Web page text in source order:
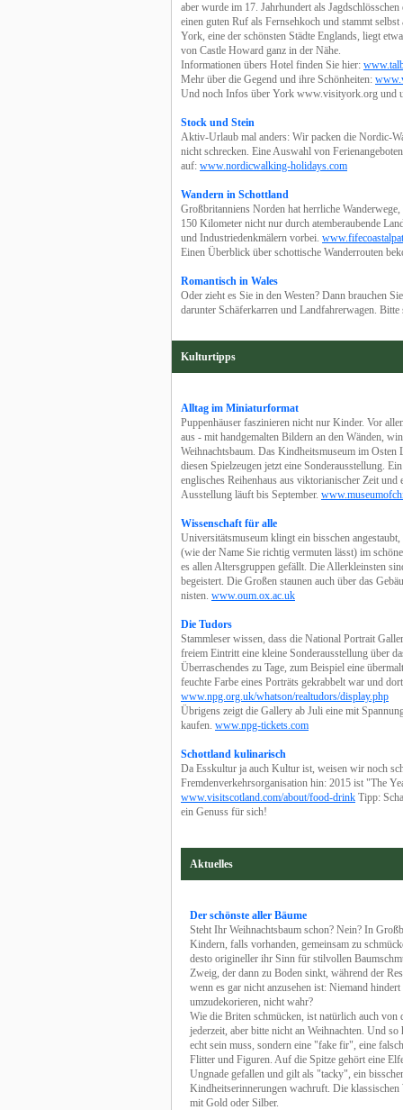
aber wurde im 17. Jahrhundert als
einen guten Ruf als Fernsehkoch und stammt
York, eine der schönsten Städte Englands, liegt
von Castle Howard ganz in der Nähe.
Informationen übers Hotel finden Sie hier:
Mehr über die Gegend und ihre Schönheiten:
Und noch Infos über York www.visityork.org und
Stock und Stein
Aktiv-Urlaub mal anders: Wir packen die Nordic-
nicht schrecken. Eine Auswahl von
auf: www.nordicwalking-holidays.com
Wandern in Schottland
Großbritanniens Norden hat herrliche
150 Kilometer nicht nur durch atemberaubende
und Industriedenkmälern vorbei.
Einen Überblick über schottische Wanderrouten
Romantisch in Wales
Oder zieht es Sie in den Westen? Dann brauchen
darunter Schäferkarren und Landfahrerwagen.
Kulturtipps
Alltag im Miniaturformat
Puppenhäuser faszinieren nicht nur Kinder. Vor
aus - mit handgemalten Bildern an den Wänden,
Weihnachtsbaum. Das Kindheitsmuseum im
diesen Spielzeugen jetzt eine Sonderausstellung.
englisches Reihenhaus aus viktorianischer Zeit
Ausstellung läuft bis September.
Wissenschaft für alle
Universitätsmuseum klingt ein bisschen
(wie der Name Sie richtig vermuten lässt) im
es allen Altersgruppen gefällt. Die Allerkleinsten
begeistert. Die Großen staunen auch über das
nisten. www.oum.ox.ac.uk
Die Tudors
Stammleser wissen, dass die National Portrait
freiem Eintritt eine kleine Sonderausstellung über
Überraschendes zu Tage, zum Beispiel eine
feuchte Farbe eines Porträts gekrabbelt war und
www.npg.org.uk/whatson/realtudors/display.php
Übrigens zeigt die Gallery ab Juli eine mit
kaufen. www.npg-tickets.com
Schottland kulinarisch
Da Esskultur ja auch Kultur ist, weisen wir noch
Fremdenverkehrsorganisation hin: 2015 ist "The
www.visitscotland.com/about/food-drink Tipp:
ein Genuss für sich!
Aktuelles
Der schönste aller Bäume
Steht Ihr Weihnachtsbaum schon? Nein? In
Kindern, falls vorhanden, gemeinsam zu
desto origineller ihr Sinn für stilvollen
Zweig, der dann zu Boden sinkt, während der
wenn es gar nicht anzusehen ist: Niemand
umzudekorieren, nicht wahr?
Wie die Briten schmücken, ist natürlich auch
jederzeit, aber bitte nicht an Weihnachten. Und
echt sein muss, sondern eine "fake fir", eine
Flitter und Figuren. Auf die Spitze gehört eine
Ungnade gefallen und gilt als "tacky", ein
Kindheitserinnerungen wachruft. Die
mit Gold oder Silber.